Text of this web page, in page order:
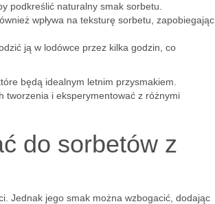
podkreślić naturalny smak sorbetu.
wpływa na teksturę sorbetu, zapobiegając
ją w lodówce przez kilka godzin, co
będą idealnym letnim przysmakiem.
tworzenia i eksperymentować z różnymi
do sorbetów z
Jednak jego smak można wzbogacić, dodając